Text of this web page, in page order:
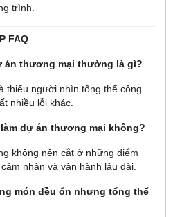
trình.
FAQ
án thương mại thường là gì?
thiếu người nhìn tổng thể công
nhiều lỗi khác.
dự án thương mại không?
không nên cắt ở những điểm
nhận và vận hành lâu dài.
món đều ổn nhưng tổng thể